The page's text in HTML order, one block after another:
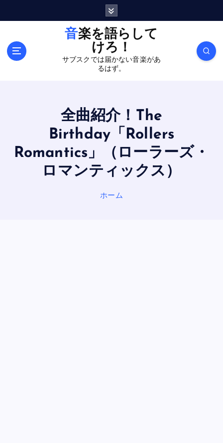
音楽を語らして
けろ！
サブスクでは届かない音楽があ
るはず。
全曲紹介！The
Birthday「Rollers
Romantics」（ローラーズ・
ロマンティックス）
ホーム